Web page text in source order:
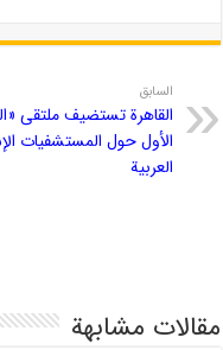
السابق
القاهرة تستضيف ملتقى
الأول حول المستشفيات
العربية
مقالات مشابهة